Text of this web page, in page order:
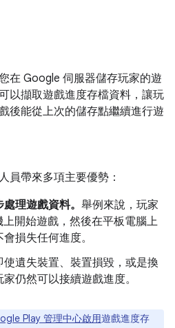
在 Google 伺服器儲存玩家的遊
以擷取遊戲進度存檔資料，讓玩
後能從上次的儲存點繼續進行遊
員帶來多項主要優勢：
理遊戲資料。 舉例來說，玩家
開始遊戲，然後在平板電腦上
損失任何進度。
使遺失裝置、裝置損毀，或是換
仍然可以接續遊戲進度。
Play 管理中心啟用遊戲進度存